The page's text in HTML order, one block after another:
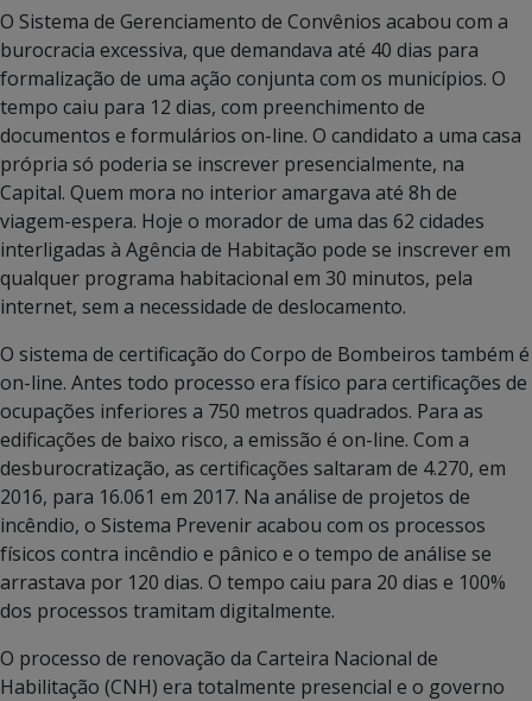
O Sistema de Gerenciamento de Convênios acabou com a
burocracia excessiva, que demandava até 40 dias para
formalização de uma ação conjunta com os municípios. O
tempo caiu para 12 dias, com preenchimento de
documentos e formulários on-line. O candidato a uma casa
própria só poderia se inscrever presencialmente, na
Capital. Quem mora no interior amargava até 8h de
viagem-espera. Hoje o morador de uma das 62 cidades
interligadas à Agência de Habitação pode se inscrever em
qualquer programa habitacional em 30 minutos, pela
internet, sem a necessidade de deslocamento.
O sistema de certificação do Corpo de Bombeiros também é
on-line. Antes todo processo era físico para certificações de
ocupações inferiores a 750 metros quadrados. Para as
edificações de baixo risco, a emissão é on-line. Com a
desburocratização, as certificações saltaram de 4.270, em
2016, para 16.061 em 2017. Na análise de projetos de
incêndio, o Sistema Prevenir acabou com os processos
físicos contra incêndio e pânico e o tempo de análise se
arrastava por 120 dias. O tempo caiu para 20 dias e 100%
dos processos tramitam digitalmente.
O processo de renovação da Carteira Nacional de
Habilitação (CNH) era totalmente presencial e o governo